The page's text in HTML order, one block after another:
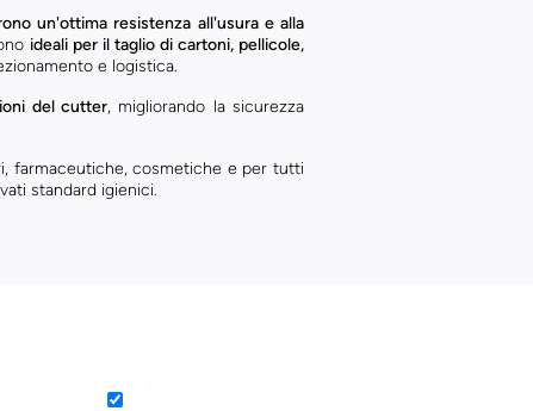
un'ottima resistenza all'usura e alla
ideali per il taglio di cartoni, pellicole,
e logistica.
del cutter, migliorando la sicurezza
farmaceutiche, cosmetiche e per tutti
standard igienici.